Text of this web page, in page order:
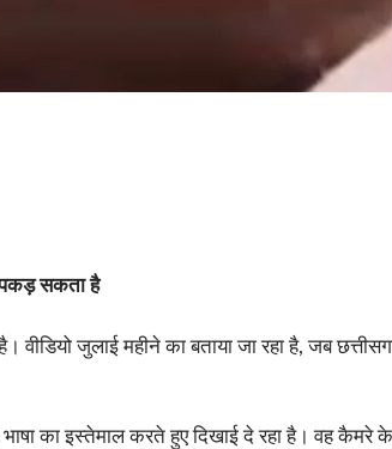
पकड़ सकता है
जुलाई महीने का बताया जा रहा है, जब
का इस्तेमाल करते हुए दिखाई दे रहा है। वह कैमरे